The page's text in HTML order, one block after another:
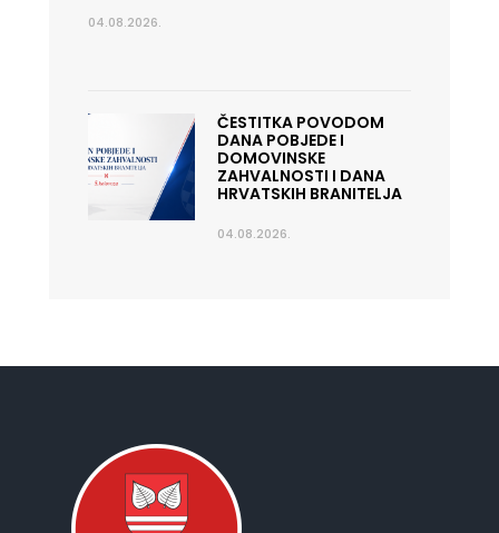
04.08.2026.
ČESTITKA POVODOM
DANA POBJEDE I
DOMOVINSKE
ZAHVALNOSTI I DANA
HRVATSKIH BRANITELJA
04.08.2026.